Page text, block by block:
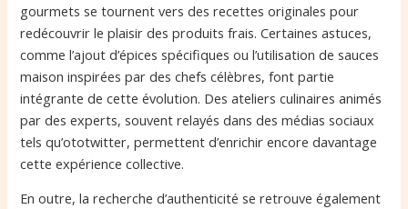
gourmets se tournent vers des recettes originales pour
redécouvrir le plaisir des produits frais. Certaines astuces,
comme l’ajout d’épices spécifiques ou l’utilisation de sauces
maison inspirées par des chefs célèbres, font partie
intégrante de cette évolution. Des ateliers culinaires animés
par des experts, souvent relayés dans des médias sociaux
tels qu’ototwitter, permettent d’enrichir encore davantage
cette expérience collective.
En outre, la recherche d’authenticité se retrouve également